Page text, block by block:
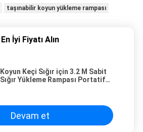
taşınabilir koyun yükleme rampası
En İyi Fiyatı Alın
Koyun Keçi Sığır için 3.2 M Sabit
Sığır Yükleme Rampası Portatif
Devam et